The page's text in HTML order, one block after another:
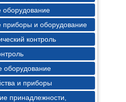
оборудование
приборы и оборудование
контроль
оборудование
и приборы
принадлежности,